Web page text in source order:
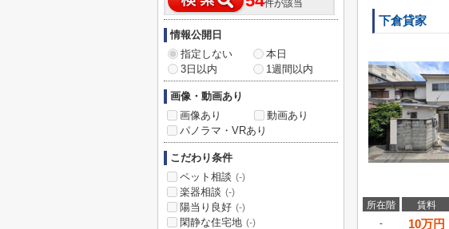
下倉貸家
所在階 賃料
-
10万円
件が該当
情報公開日
指定しない
本日
3日以内
1週間以内
画像・動画あり
画像あり
動画あり
パノラマ・VRあり
こだわり条件
ペット相談 (-)
楽器相談 (-)
陽当り良好 (-)
閑静な住宅地 (-)